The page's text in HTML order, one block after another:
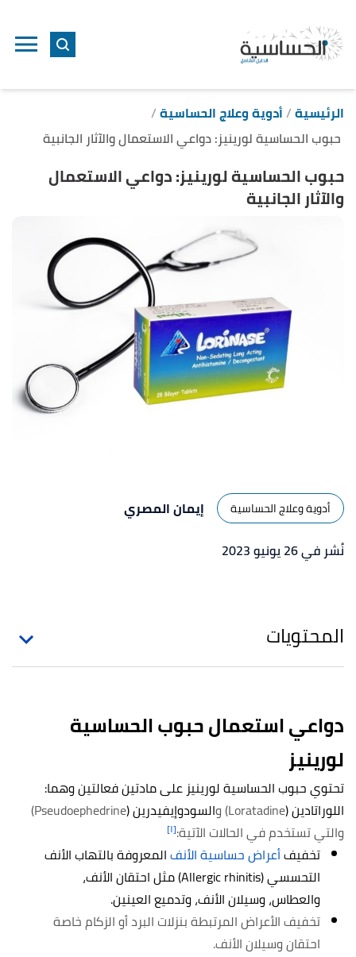
الرئيسية أدوية وعلاج الحساسية
حبوب الحساسية لورينيز: دواعي الاستعمال والآثار الجانبية
حبوب الحساسية لورينيز: دواعي الاستعمال
والآثار الجانبية
أدوية وعلاج الحساسية
إيمان المصري
نُشر في 26 يونيو 2023
المحتويات
دواعي استعمال حبوب الحساسية
لورينيز
تحتوي حبوب الحساسية لورينيز على مادتين فعالتين وهما:
اللوراتادين (Loratadine) و السودوإيفيدرين (
Pseudoephedrine)
والتي تستخدم في الحالات الآتية:[١]
تخفيفأعراض حساسية الأنفالمعروفة بالتهاب الأنف
التحسسي (Allergic rhinitis) مثل احتقان الأنف،
والعطاس، وسيلان الأنف، وتدميع العينين.
تخفيف الأعراض المرتبطة بنزلات البرد أو الزكام خاصة
احتقان وسيلان الأنف.